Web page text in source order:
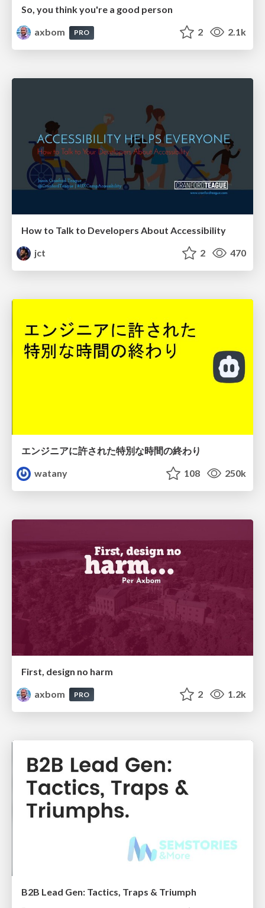
So, you think you're a good person
axbom
PRO 2 2.1k
How to Talk to Developers About Accessibility
jct
2 470
エンジニアに許された特別な時間の終わり
watany
108 250k
First, design no harm
axbom
PRO 2 1.2k
B2B Lead Gen: Tactics, Traps & Triumph